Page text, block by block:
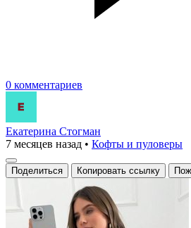
0 комментариев
Екатерина Стогман
7 месяцев назад • Кофты и пуловеры
Поделиться Копировать ссылку